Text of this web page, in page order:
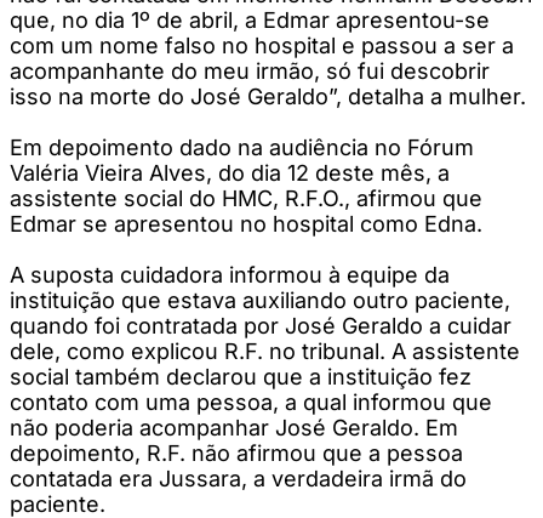
que, no dia 1º de abril, a Edmar apresentou-se
com um nome falso no hospital e passou a ser a
acompanhante do meu irmão, só fui descobrir
isso na morte do José Geraldo”, detalha a mulher.
Em depoimento dado na audiência no Fórum
Valéria Vieira Alves, do dia 12 deste mês, a
assistente social do HMC, R.F.O., afirmou que
Edmar se apresentou no hospital como Edna.
A suposta cuidadora informou à equipe da
instituição que estava auxiliando outro paciente,
quando foi contratada por José Geraldo a cuidar
dele, como explicou R.F. no tribunal. A assistente
social também declarou que a instituição fez
contato com uma pessoa, a qual informou que
não poderia acompanhar José Geraldo. Em
depoimento, R.F. não afirmou que a pessoa
contatada era Jussara, a verdadeira irmã do
paciente.